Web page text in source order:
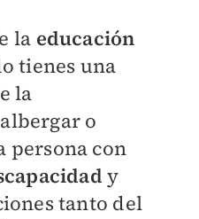
la educación
tienes una
la
o
persona con
y
tanto del